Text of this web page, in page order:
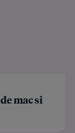
mac si